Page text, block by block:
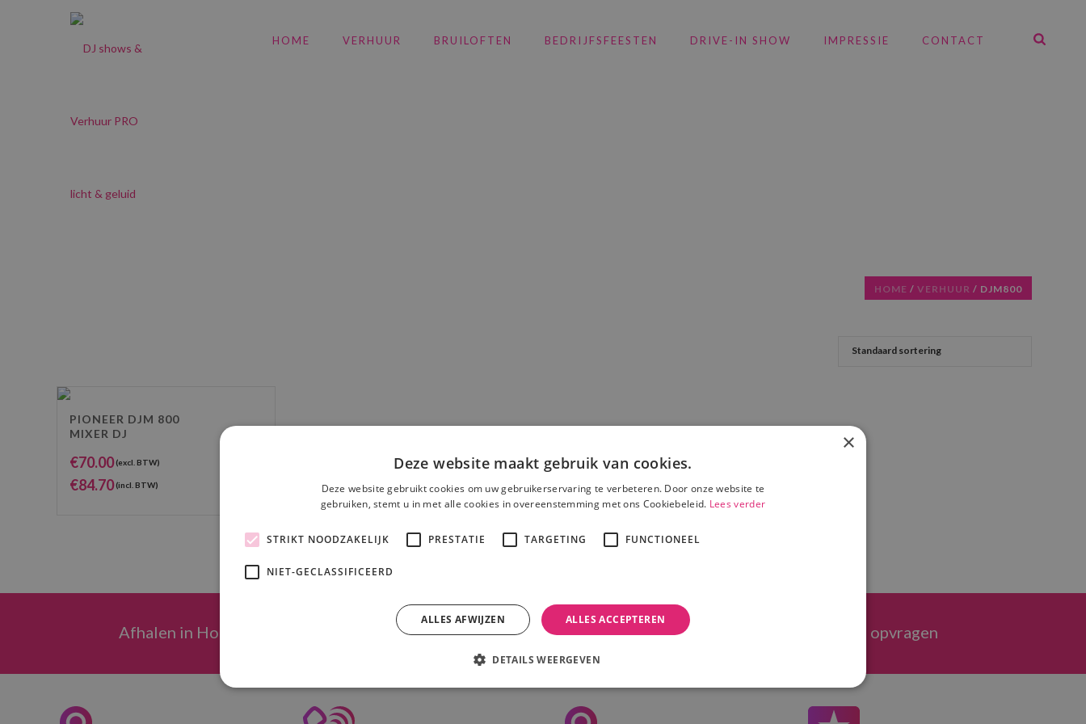
HOME VERHUUR BRUILOFTEN BEDRIJFSFEESTEN DRIVE-IN SHOW IMPRESSIE CONTACT
HOME / VERHUUR / DJM800
PIONEER DJM 800
MIXER DJ
€70.00(excl. BTW)
€84.70(incl. BTW)
Afhalen in Hoeven (regio Breda) Levering in heel NL mogelijk Eenvoudig offerte opvragen
×
Deze website maakt gebruik van cookies.
Deze website gebruikt cookies om uw gebruikerservaring te verbeteren. Door onze website te
gebruiken, stemt u in met alle cookies in overeenstemming met ons Cookiebeleid. Lees verder
STRIKT NOODZAKELIJK PRESTATIE TARGETING FUNCTIONEEL
NIET-GECLASSIFICEERD
ALLES ACCEPTEREN
ALLES AFWIJZEN
DETAILS WEERGEVEN